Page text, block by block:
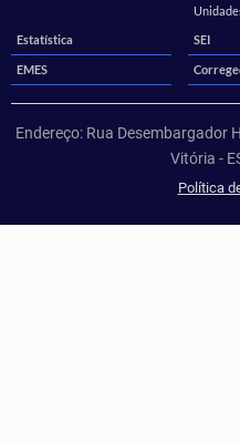
Estatística
SEI
EMES
Endereço: Rua Desembargador
Vitória -
Política